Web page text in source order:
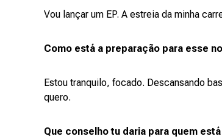
Vou lançar um EP. A estreia da minha
Como está a preparação para esse
Estou tranquilo, focado. Descansando
quero.
Que conselho tu daria para quem